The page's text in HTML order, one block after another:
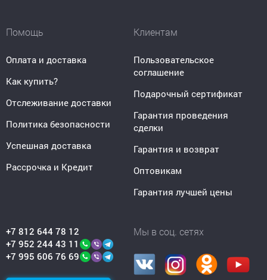
Помощь
Оплата и доставка
Как купить?
Отслеживание доставки
Политика безопасности
Успешная доставка
Рассрочка и Кредит
Клиентам
Пользовательское
соглашение
Подарочный сертификат
Гарантия проведения
сделки
Гарантия и возврат
Оптовикам
Гарантия лучшей цены
+7 812 644 78 12
+7 952 244 43 11
+7 995 606 76 69
Мы в соц. сетях